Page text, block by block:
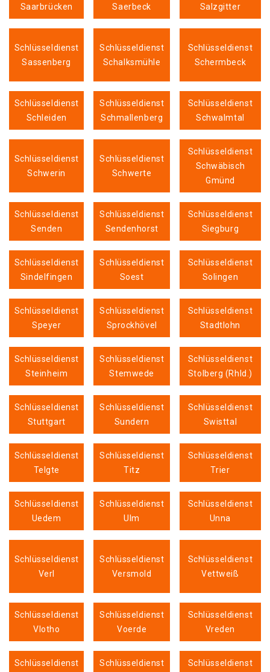
Saarbrücken Saerbeck Salzgitter
Schlüsseldienst
Sassenberg
Schlüsseldienst
Schalksmühle
Schlüsseldienst
Schermbeck
Schlüsseldienst
Schleiden
Schlüsseldienst
Schmallenberg
Schlüsseldienst
Schwalmtal
Schlüsseldienst
Schwerin
Schlüsseldienst
Schwerte
Schlüsseldienst
Schwäbisch
Gmünd
Schlüsseldienst
Senden
Schlüsseldienst
Sendenhorst
Schlüsseldienst
Siegburg
Schlüsseldienst
Sindelfingen
Schlüsseldienst
Soest
Schlüsseldienst
Solingen
Schlüsseldienst
Speyer
Schlüsseldienst
Sprockhövel
Schlüsseldienst
Stadtlohn
Schlüsseldienst
Steinheim
Schlüsseldienst
Stemwede
Schlüsseldienst
Stolberg (Rhld.)
Schlüsseldienst
Stuttgart
Schlüsseldienst
Sundern
Schlüsseldienst
Swisttal
Schlüsseldienst
Telgte
Schlüsseldienst
Titz
Schlüsseldienst
Trier
Schlüsseldienst
Uedem
Schlüsseldienst
Ulm
Schlüsseldienst
Unna
Schlüsseldienst
Verl
Schlüsseldienst
Versmold
Schlüsseldienst
Vettweiß
Schlüsseldienst
Vlotho
Schlüsseldienst
Voerde
Schlüsseldienst
Vreden
Schlüsseldienst
Schlüsseldienst
Schlüsseldienst